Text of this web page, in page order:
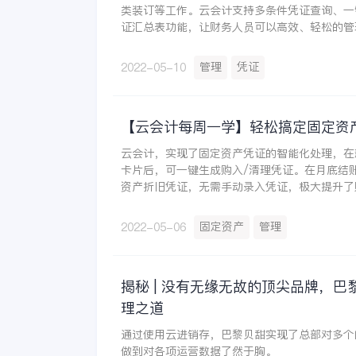
类装订等工作。云会计支持多条件凭证查询、
证汇总表功能，让财务人员可以高效、轻松的
2022-05-10 管理 凭证
【云会计每周一学】轻松搞定固定
云会计，实现了固定资产凭证的智能化处理，
卡片后，可一键生成购入/清理凭证。在月底结
资产折旧凭证，无需手动录入凭证，极大提升
2022-05-06
固定资产 管理
揭秘 | 没有无缘无故的顶尖品牌，巴
理之道
通过使用云进销存，巴黎贝甜实现了总部对多
做到对各项运营数据了然于胸。